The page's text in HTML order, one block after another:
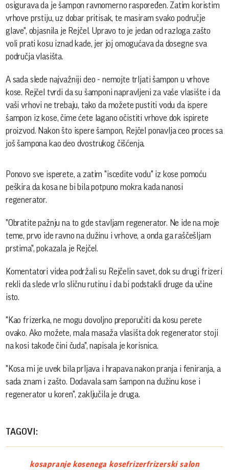
osigurava da je šampon ravnomerno raspoređen. Zatim koristim
vrhove prstiju, uz dobar pritisak, te masiram svako područje
glave", objasnila je Rejčel. Upravo to je jedan od razloga zašto
voli prati kosu iznad kade, jer joj omogućava da dosegne sva
područja vlasišta.
A sada slede najvažniji deo - nemojte trljati šampon u vrhove
kose. Rejčel tvrdi da su šamponi napravljeni za vaše vlasište i da
vaši vrhovi ne trebaju, tako da možete pustiti vodu da ispere
šampon iz kose, čime ćete lagano očistiti vrhove dok ispirete
proizvod. Nakon što ispere šampon, Rejčel ponavlja ceo proces sa
još šampona kao deo dvostrukog čišćenja.
Ponovo sve isperete, a zatim "iscedite vodu" iz kose pomoću
peškira da kosa ne bi bila potpuno mokra kada nanosi
regenerator.
"Obratite pažnju na to gde stavljam regenerator. Ne ide na moje
teme, prvo ide ravno na dužinu i vrhove, a onda ga raščešljam
prstima", pokazala je Rejčel.
Komentatori videa podržali su Rejčelin savet, dok su drugi frizeri
rekli da slede vrlo sličnu rutinu i da bi podstakli druge da učine
isto.
"Kao frizerka, ne mogu dovoljno preporučiti da kosu perete
ovako. Ako možete, mala masaža vlasišta dok regenerator stoji
na kosi takođe čini čuda", napisala je korisnica.
"Kosa mi je uvek bila prljava i hrapava nakon pranja i feniranja, a
sada znam i zašto. Dodavala sam šampon na dužinu kose i
regenerator u koren", zaključila je druga.
TAGOVI:
kosapranje kosenega kosefrizerfrizerski salon